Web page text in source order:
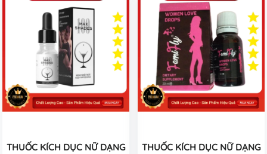
THUỐC KÍCH DỤC NỮ DẠNG THUỐC KÍCH DỤC NỮ DẠNG